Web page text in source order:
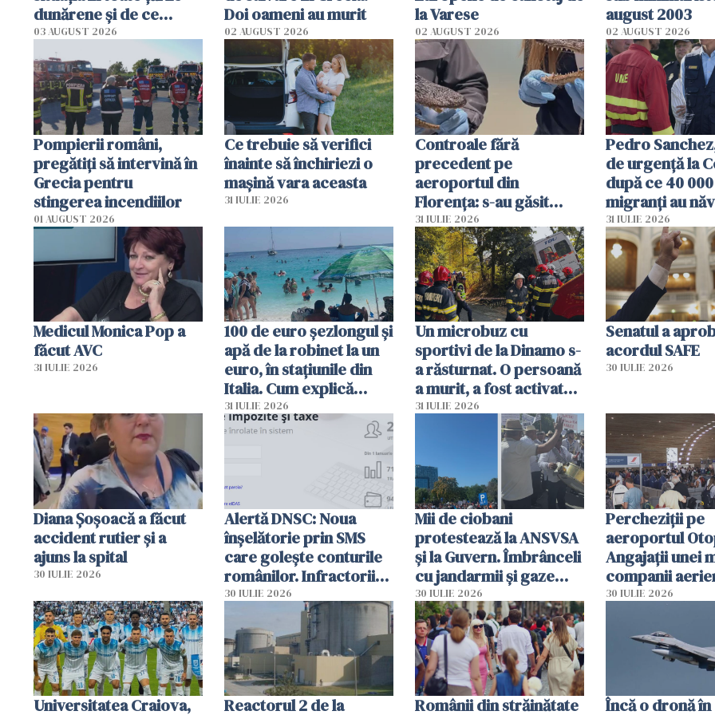
dunărene și de ce
România resimte
efectele, deși a plouat
în iulie
03 AUGUST 2026
Doi oameni au murit
02 AUGUST 2026
la Varese
02 AUGUST 2026
august 2003
02 AUGUST 2026
Pompierii români,
pregătiţi să intervină în
Grecia pentru
stingerea incendiilor
01 AUGUST 2026
Ce trebuie să verifici
înainte să închiriezi o
mașină vara aceasta
31 IULIE 2026
Controale fără
precedent pe
aeroportul din
Florența: s-au găsit
capete de aligator și o
sumă imensă de bani
31 IULIE 2026
Pedro
de urgență la
după ce 40
migranți au
teritoriul
mobiliza toate
resursele"
31 IULIE 2026
Medicul Monica Pop a
făcut AVC
31 IULIE 2026
100 de euro șezlongul și
apă de la robinet la un
euro, în stațiunile din
Italia. Cum explică
autoritățile
31 IULIE 2026
Un microbuz cu
sportivi de la Dinamo s-
a răsturnat. O persoană
a murit, a fost activat
planul roșu de
31 IULIE 2026
Senatul a
acordul SAFE
30 IULIE 2026
Diana Șoșoacă a făcut
accident rutier și a
ajuns la spital
30 IULIE 2026
Alertă DNSC: Noua
înșelătorie prin SMS
care golește conturile
românilor. Infractorii
folosesc numele
Ghișeul.ro și al Poliției
Române
30 IULIE 2026
Mii de ciobani
protestează la ANSVSA
și la Guvern. Îmbrânceli
cu jandarmii și gaze
lacrimogene
30 IULIE 2026
Percheziții pe
aeroportul
Angajații unei
companii
parfumuri,
vânzării
30 IULIE 2026
Universitatea Craiova,
Reactorul 2 de la
Românii din străinătate
Încă o dronă în